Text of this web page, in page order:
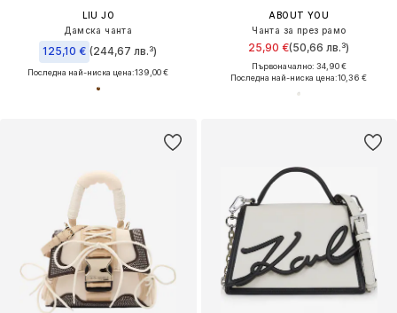
LIU JO
Дамска чанта
125,10 € (244,67 лв.³)
Последна най-ниска цена:139,00 €
ABOUT YOU
Чанта за през рамо
25,90 €(50,66 лв.³)
Първоначално: 34,90 €
Последна най-ниска цена:10,36 €